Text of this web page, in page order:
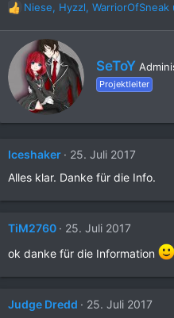
R
e
t
i
o
e
:
Niese, Hyzzl, WarriorOfSneak
G
e
s
h
i
b
o
n
SeToY
Projektleiter
Iceshaker 25. Juli 2017
Alles klar. Danke für die Info.
TiM2760 25. Juli 2017
ok danke für die Information
Judge Dredd 25. Juli 2017